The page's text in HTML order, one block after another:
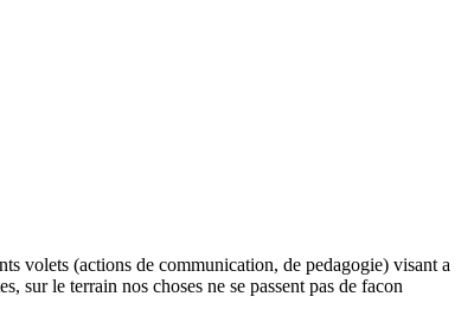
volets (actions de communication, de pedagogie) visant a
sur le terrain nos choses ne se passent pas de facon